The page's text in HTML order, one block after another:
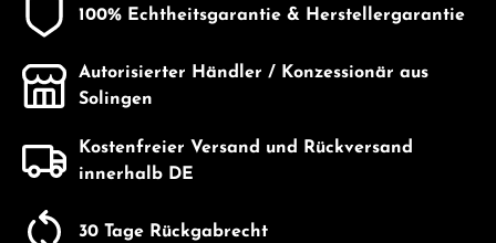
100% Echtheitsgarantie & Herstellergarantie
Autorisierter Händler / Konzessionär aus
Solingen
Kostenfreier Versand und Rückversand
innerhalb DE
30 Tage Rückgabrecht